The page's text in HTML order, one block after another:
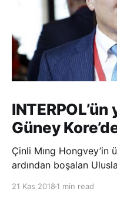
INTERPOL’ün
Güney
Çinli Mıng Hongvey’in
ardından boşalan
21 Kas 2018 1 min read